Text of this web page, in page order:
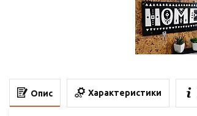
Опис Характеристики